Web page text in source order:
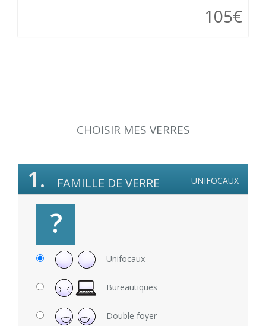
105€
CHOISIR MES VERRES
UNIFOCAUX
1. FAMILLE DE VERRE
?
Unifocaux
Bureautiques
Double foyer